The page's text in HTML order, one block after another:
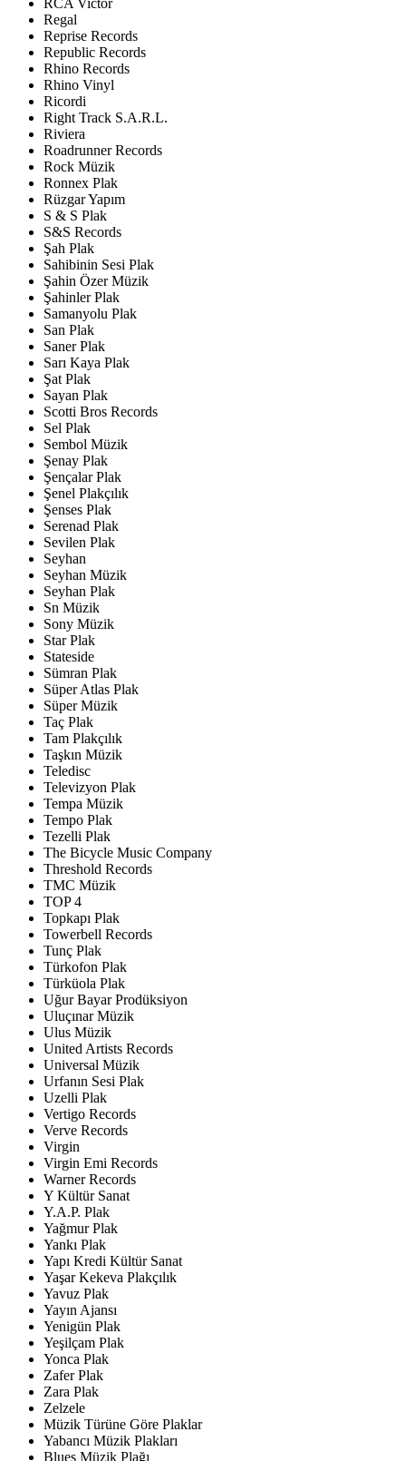
Regal
Reprise Records
Republic Records
Rhino Records
Rhino Vinyl
Ricordi
Right Track S.A.R.L.
Riviera
Roadrunner Records
Rock Müzik
Ronnex Plak
Rüzgar Yapım
S & S Plak
S&S Records
Şah Plak
Sahibinin Sesi Plak
Şahin Özer Müzik
Şahinler Plak
Samanyolu Plak
San Plak
Saner Plak
Sarı Kaya Plak
Şat Plak
Sayan Plak
Scotti Bros Records
Sel Plak
Sembol Müzik
Şenay Plak
Şençalar Plak
Şenel Plakçılık
Şenses Plak
Serenad Plak
Sevilen Plak
Seyhan
Seyhan Müzik
Seyhan Plak
Sn Müzik
Sony Müzik
Star Plak
Stateside
Sümran Plak
Süper Atlas Plak
Süper Müzik
Taç Plak
Tam Plakçılık
Taşkın Müzik
Teledisc
Televizyon Plak
Tempa Müzik
Tempo Plak
Tezelli Plak
The Bicycle Music Company
Threshold Records
TMC Müzik
TOP 4
Topkapı Plak
Towerbell Records
Tunç Plak
Türkofon Plak
Türküola Plak
Uğur Bayar Prodüksiyon
Uluçınar Müzik
Ulus Müzik
United Artists Records
Universal Müzik
Urfanın Sesi Plak
Uzelli Plak
Vertigo Records
Verve Records
Virgin
Virgin Emi Records
Warner Records
Y Kültür Sanat
Y.A.P. Plak
Yağmur Plak
Yankı Plak
Yapı Kredi Kültür Sanat
Yaşar Kekeva Plakçılık
Yavuz Plak
Yayın Ajansı
Yenigün Plak
Yeşilçam Plak
Yonca Plak
Zafer Plak
Zara Plak
Zelzele
Müzik Türüne Göre Plaklar
Yabancı Müzik Plakları
Blues Müzik Plağı